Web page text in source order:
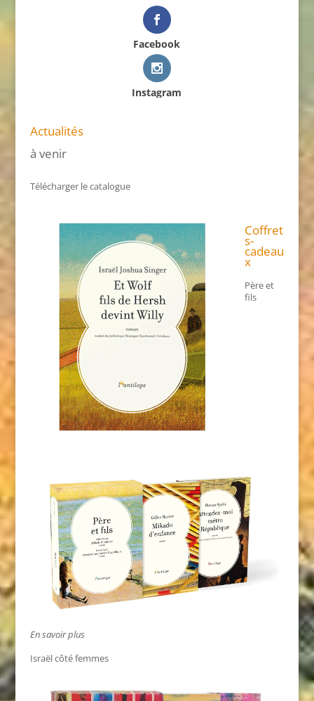
Facebook
Instagram
Actualités
à venir
Télécharger le catalogue
Coffret
s-
cadeau
x
Père et
fils
En savoir plus
Israël côté femmes